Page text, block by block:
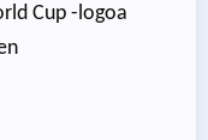
Cup -logoa